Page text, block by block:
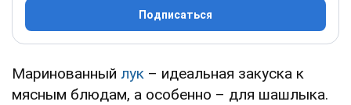
Подписаться
Маринованный лук – идеальная закуска к
мясным блюдам, а особенно – для шашлыка.